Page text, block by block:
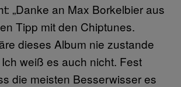
„Danke an Max Borkelbier aus
Tipp mit den Chiptunes.
dieses Album nie zustande
weiß es auch nicht. Fest
die meisten Besserwisser es